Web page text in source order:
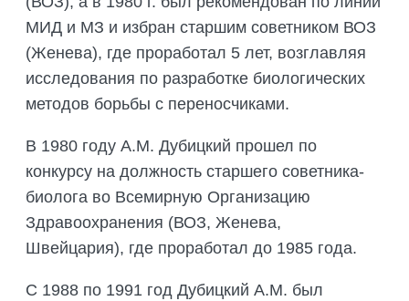
МИД и МЗ и избран старшим советником ВОЗ
(Женева), где проработал 5 лет, возглавляя
исследования по разработке биологических
методов борьбы с переносчиками.
В 1980 году А.М. Дубицкий прошел по
конкурсу на должность старшего советника-
биолога во Всемирную Организацию
Здравоохранения (ВОЗ, Женева,
Швейцария), где проработал до 1985 года.
С 1988 по 1991 год Дубицкий А.М. был